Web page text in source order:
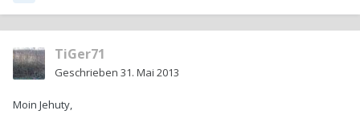
TiGer71
Geschrieben 31. Mai 2013
Moin Jehuty,